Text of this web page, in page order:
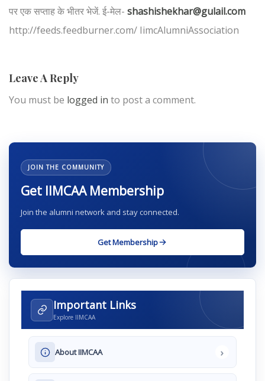
पर एक सप्ताह के भीतर भेजें. ई-मेल- shashishekhar@gulail.com
http://feeds.feedburner.com/ IimcAlumniAssociation
Leave A Reply
You must be logged in to post a comment.
JOIN THE COMMUNITY
Get IIMCAA Membership
Join the alumni network and stay connected.
Get Membership
Important Links
Explore IIMCAA
About IIMCAA ›